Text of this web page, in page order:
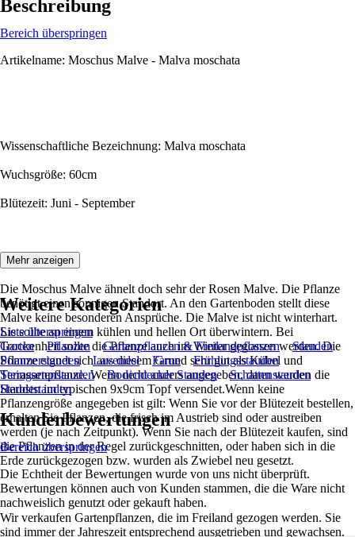
Beschreibung
Bereich überspringen
Artikelname: Moschus Malve - Malva moschata
Wissenschaftliche Bezeichnung: Malva moschata
Wuchsgröße: 60cm
Blütezeit: Juni - September
Beschreibung:
Die Moschus Malve ähnelt doch sehr der Rosen Malve. Die Pflanze
benötigt einen sonnigen Standort. An den Gartenboden stellt diese
Malve keine besonderen Ansprüche. Die Malve ist nicht winterhart.
Sie sollte an einem kühlen und hellen Ort überwintern. Bei
Trockenheit sollte die Pflanze auch im Winter gegossen werden. Die
Pflanze eignet sich aus diesem Grund sehr gut als Kübel und
Terrassenpflanze. Wenn nicht anders angegeben, dann werden die
Stauden im typischen 9x9cm Topf versendet.Wenn keine
Pflanzengröße angegeben ist gilt: Wenn Sie vor der Blütezeit bestellen,
erhalten Sie Pflanzen, die frisch im Austrieb sind oder austreiben
werden (je nach Zeitpunkt). Wenn Sie nach der Blütezeit kaufen, sind
die Pflanzen in der Regel zurückgeschnitten, oder haben sich in die
Erde zurückgezogen bzw. wurden als Zwiebel neu gesetzt.
Wir verkaufen Gartenpflanzen, die im Freiland gezogen werden. Sie
sind immer der Jahreszeit entsprechend ausgetrieben und gewachsen.
Mehr anzeigen
Weitere Kategorien
Liste überspringen
Garten
Pflanzen Gartenpflanzen & Freilandpflanzen
Stauden
Sommerstauden
Lavendel Farne
Frühlingsstauden
Steingartenstauden
Bodendecker Stauden
Schattenstauden
Herbststauden
Kundenbewertungen
Bereich überspringen
Die Echtheit der Bewertungen wurde von uns nicht überprüft.
Bewertungen können auch von Kunden stammen, die die Ware nicht
nachweislich genutzt oder gekauft haben.